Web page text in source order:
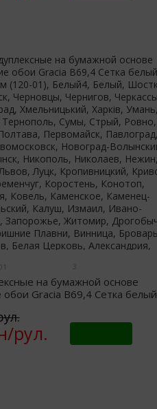
на бумажной основе
обои Gracia В69,4 Сетка белый
рул.